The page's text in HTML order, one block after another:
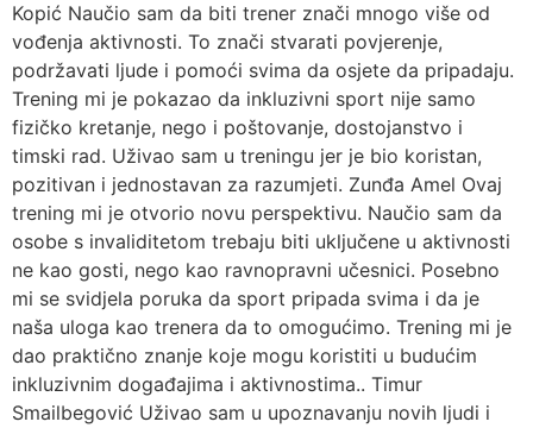
Kopić Naučio sam da biti trener znači mnogo više od
vođenja aktivnosti. To znači stvarati povjerenje,
podržavati ljude i pomoći svima da osjete da pripadaju.
Trening mi je pokazao da inkluzivni sport nije samo
fizičko kretanje, nego i poštovanje, dostojanstvo i
timski rad. Uživao sam u treningu jer je bio koristan,
pozitivan i jednostavan za razumjeti. Zunđa Amel Ovaj
trening mi je otvorio novu perspektivu. Naučio sam da
osobe s invaliditetom trebaju biti uključene u aktivnosti
ne kao gosti, nego kao ravnopravni učesnici. Posebno
mi se svidjela poruka da sport pripada svima i da je
naša uloga kao trenera da to omogućimo. Trening mi je
dao praktično znanje koje mogu koristiti u budućim
inkluzivnim događajima i aktivnostima.. Timur
Smailbegović Uživao sam u upoznavanju novih ljudi i